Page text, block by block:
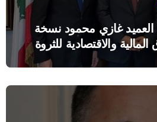
غازي محمود نسخة
والاقتصادية للثروة